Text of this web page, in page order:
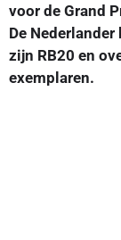
voor de Grand
De
zijn RB20 en
exemplaren.